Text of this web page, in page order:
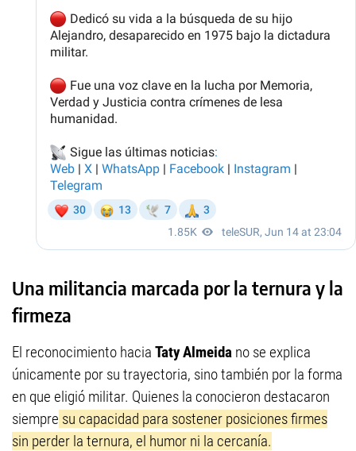
Una militancia marcada por la ternura y la
firmeza
El reconocimiento hacia Taty Almeida no se explica
únicamente por su trayectoria, sino también por la forma
en que eligió militar. Quienes la conocieron destacaron
siempre su capacidad para sostener posiciones firmes
sin perder la ternura, el humor ni la cercanía.